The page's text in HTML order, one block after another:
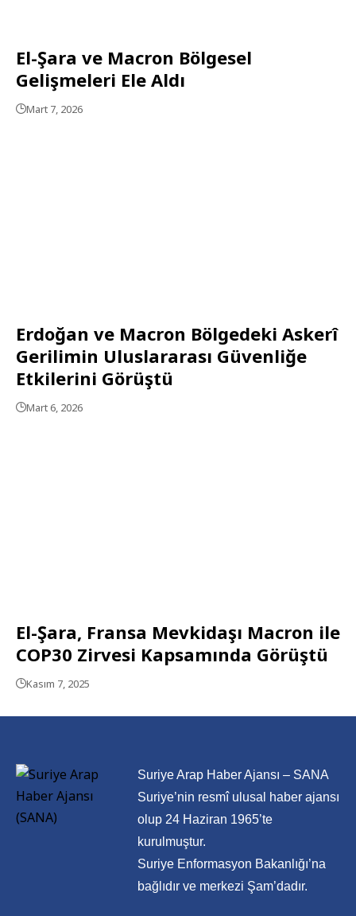
El-Şara ve Macron Bölgesel
Gelişmeleri Ele Aldı
Mart 7, 2026
Erdoğan ve Macron Bölgedeki Askerî
Gerilimin Uluslararası Güvenliğe
Etkilerini Görüştü
Mart 6, 2026
El-Şara, Fransa Mevkidaşı Macron ile
COP30 Zirvesi Kapsamında Görüştü
Kasım 7, 2025
Suriye Arap Haber Ajansı – SANA
Suriye’nin resmî ulusal haber ajansı
olup 24 Haziran 1965’te
kurulmuştur.
Suriye Enformasyon Bakanlığı’na
bağlıdır ve merkezi Şam’dadır.